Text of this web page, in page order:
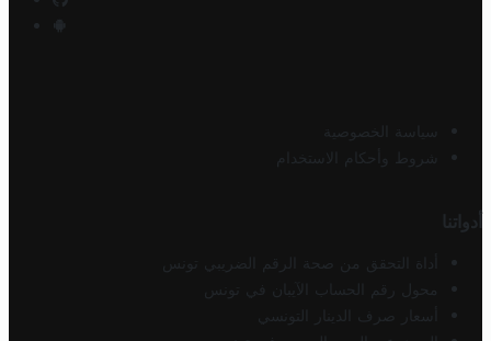
سياسة الخصوصية
شروط وأحكام الاستخدام
أدواتنا
أداة التحقق من صحة الرقم الضريبي تونس
محول رقم الحساب الآيبان في تونس
أسعار صرف الدينار التونسي